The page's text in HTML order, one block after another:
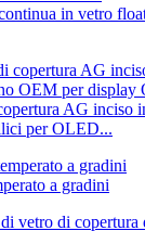
in vetro
AG inciso
per OLED...
a gradini